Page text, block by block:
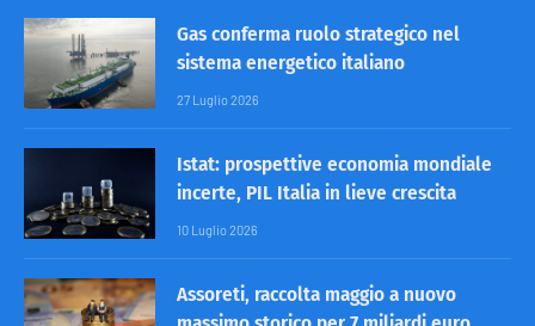
Gas conferma ruolo strategico nel
sistema energetico italiano
27 Luglio 2026
Istat: prospettive economia mondiale
incerte, PIL Italia in lieve crescita
10 Luglio 2026
Assoreti, raccolta maggio a nuovo